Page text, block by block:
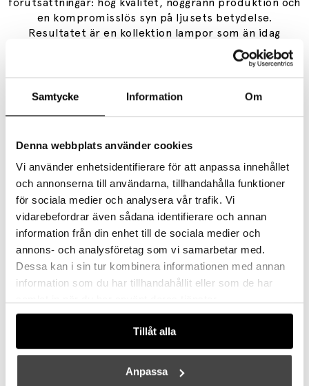
Samtycke Information Om
Denna webbplats använder cookies
Vi använder enhetsidentifierare för att anpassa innehållet
och annonserna till användarna, tillhandahålla funktioner
för sociala medier och analysera vår trafik. Vi
vidarebefordrar även sådana identifierare och annan
information från din enhet till de sociala medier och
annons- och analysföretag som vi samarbetar med.
Dessa kan i sin tur kombinera informationen med annan
information som du har tillhandahållit eller som de har
Tillåt alla
Anpassa
en kompromisslös syn på ljusets betydelse.
Resultatet är en kollektion lampor som än idag
produceras med samma respekt för originalidéerna.
Samarbetet lade grunden till Louis Poulsens filosofi
om att forma ljus, inte bara armaturer.